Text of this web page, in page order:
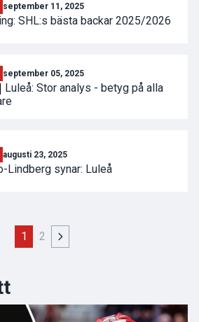
september 11, 2025
SHL:s bästa backar 2025/2026
september 05, 2025
Luleå: Stor analys - betyg på alla
augusti 23, 2025
Lindberg synar: Luleå
1 2